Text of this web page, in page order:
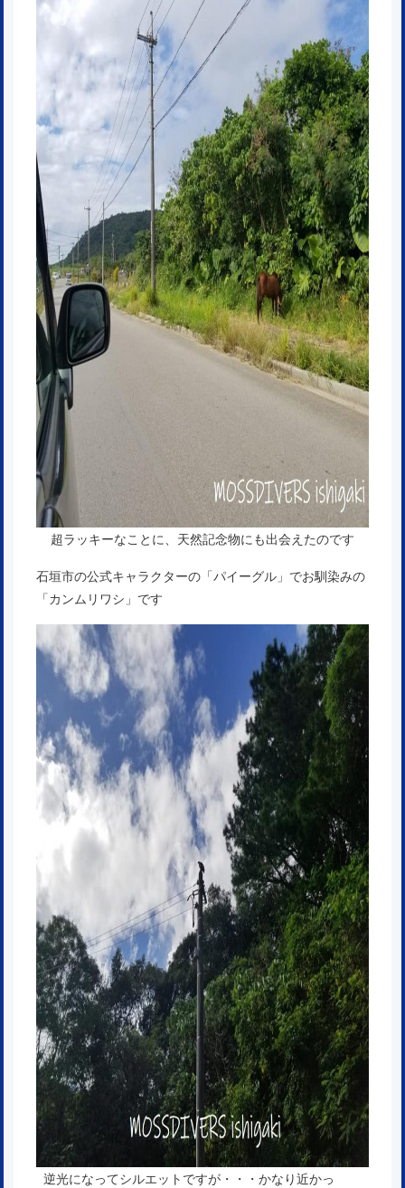
超ラッキーなことに、天然記念物にも出会えたのです
石垣市の公式キャラクターの「パイーグル」でお馴染みの
「カンムリワシ」です
逆光になってシルエットですが・・・かなり近かっ